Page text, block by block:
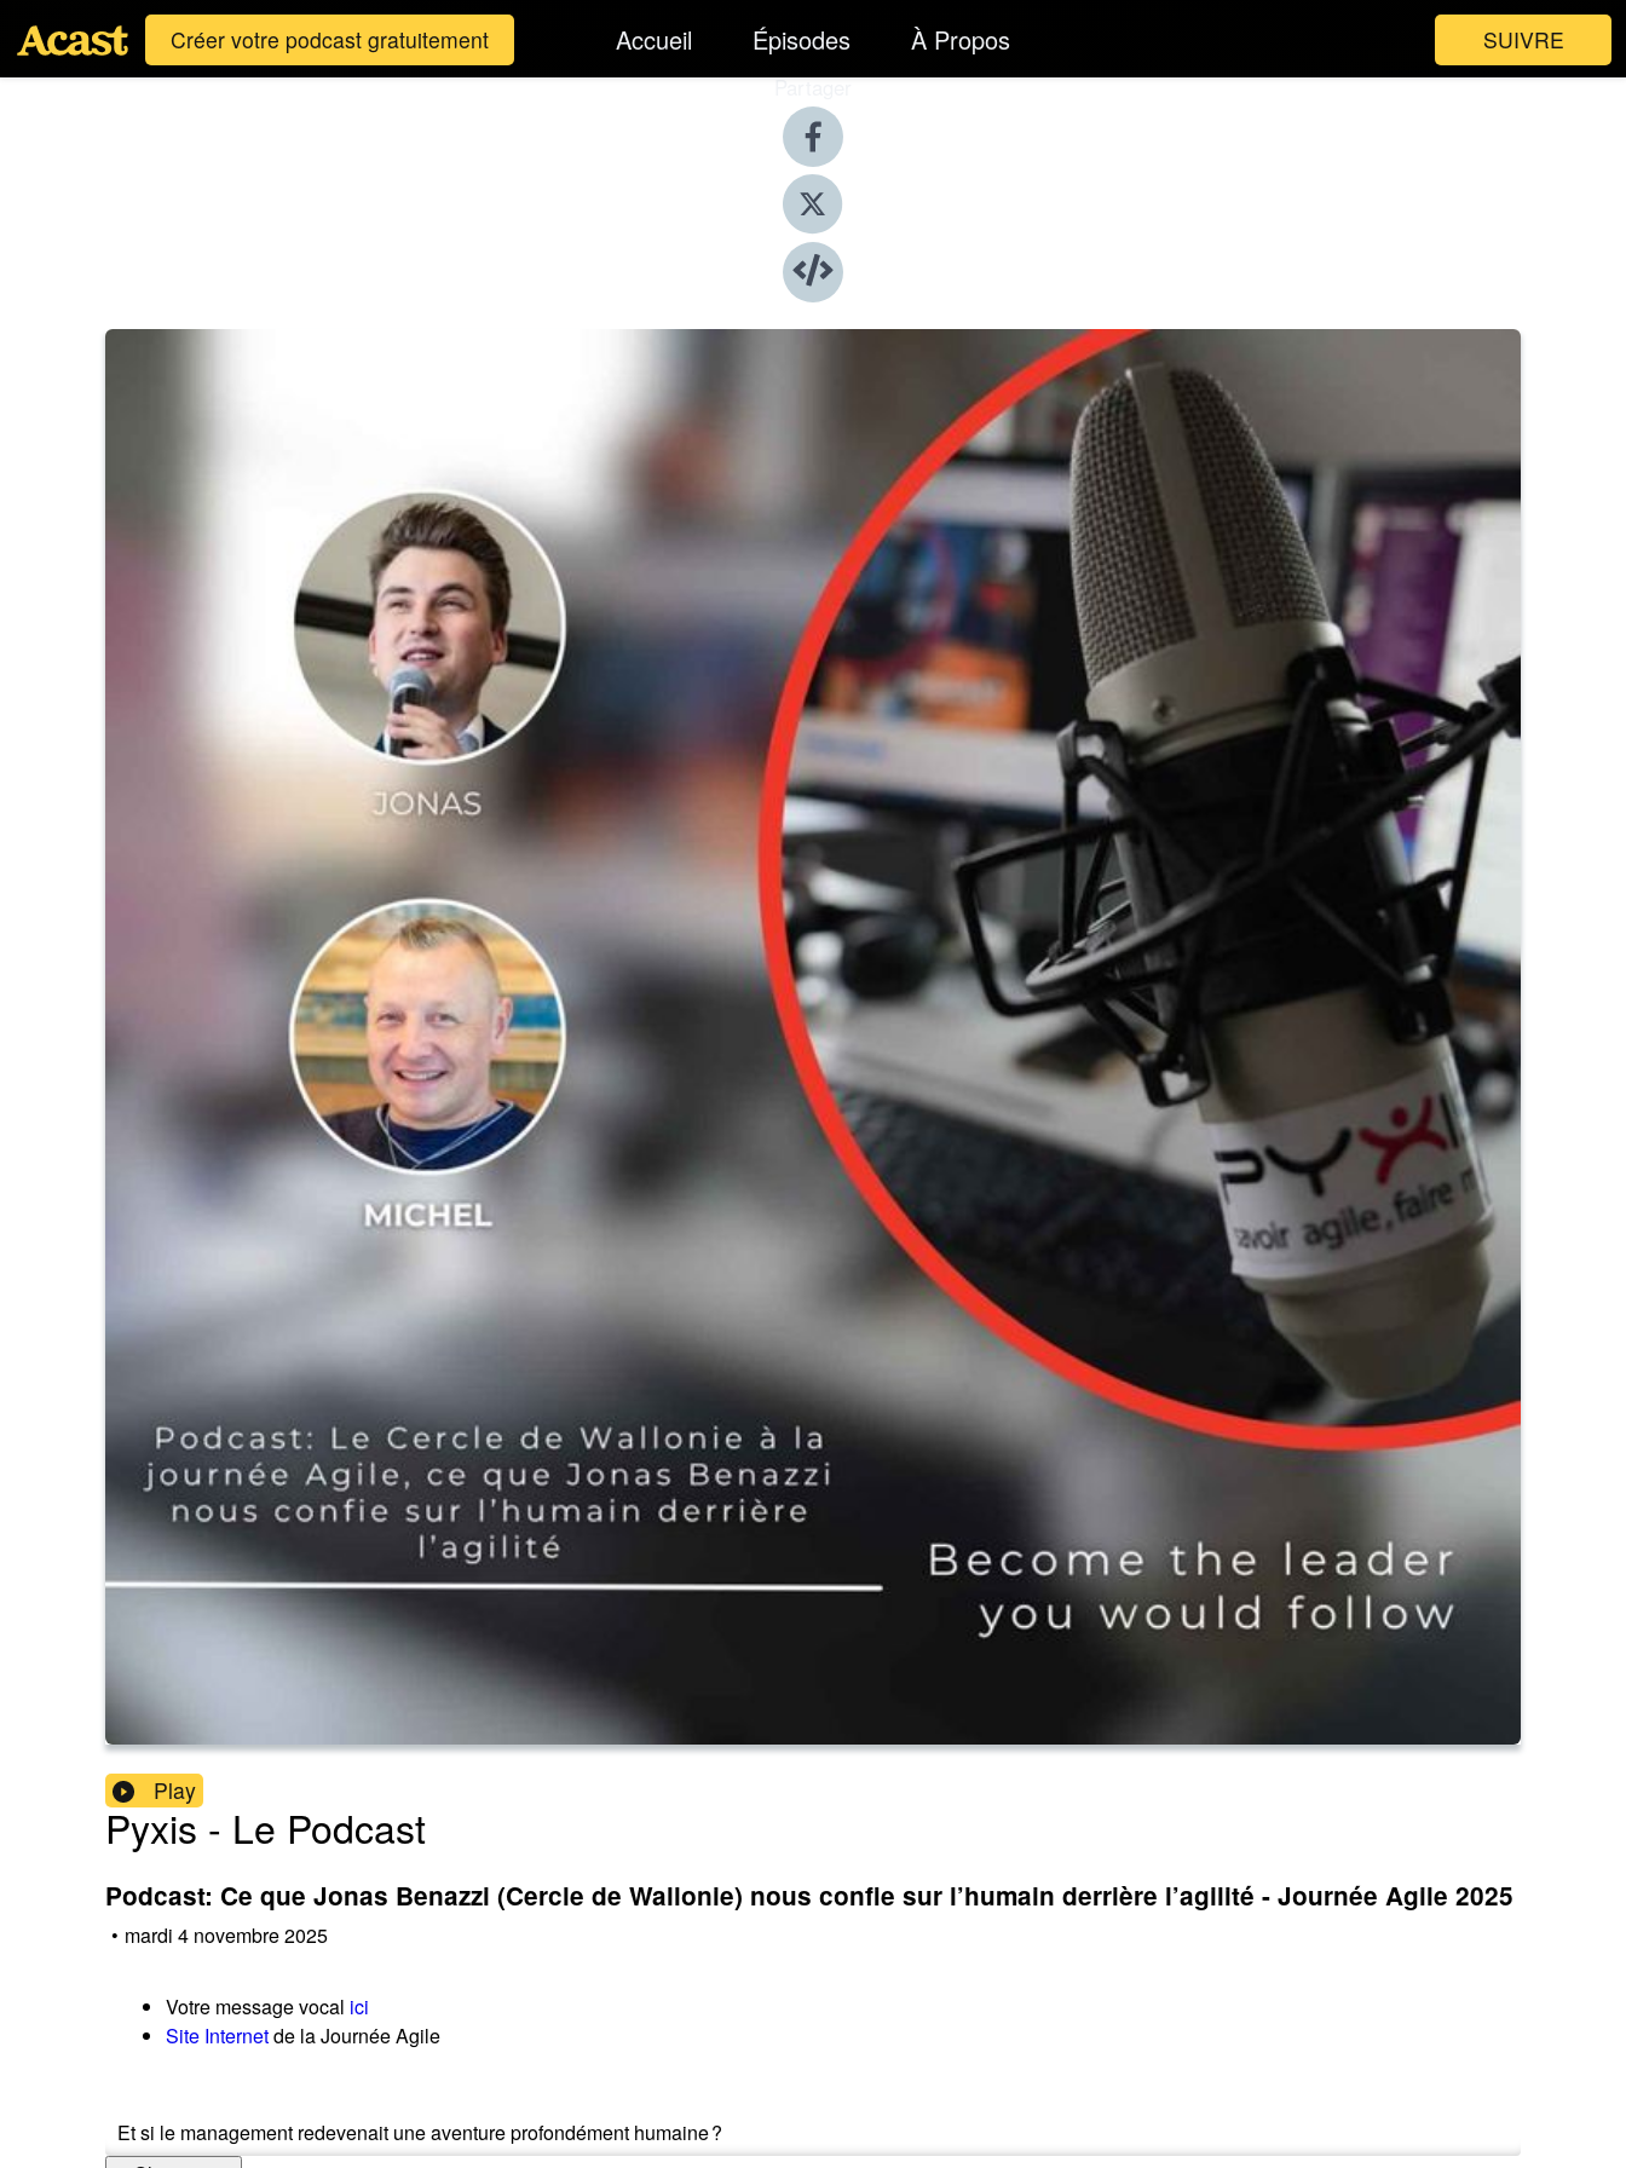
Créer votre podcast gratuitement Accueil Épisodes À Propos SUIVRE
Partager
Play
Pyxis - Le Podcast
Podcast: Ce que Jonas Benazzi (Cercle de Wallonie) nous confie sur l’humain derrière l’agilité - Journée Agile 2025
• mardi 4 novembre 2025
Votre message vocal ici
Site Internetde la Journée Agile
Et si le management redevenait une aventure profondément humaine ?